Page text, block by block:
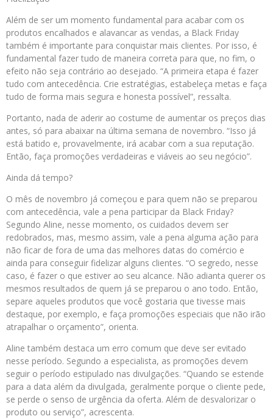
Além de ser um momento fundamental para acabar com os
produtos encalhados e alavancar as vendas, a Black Friday
também é importante para conquistar mais clientes. Por isso, é
fundamental fazer tudo de maneira correta para que, no fim, o
efeito não seja contrário ao desejado. “A primeira etapa é fazer
tudo com antecedência. Crie estratégias, estabeleça metas e faça
tudo de forma mais segura e honesta possível”, ressalta.
Portanto, nada de aderir ao costume de aumentar os preços dias
antes, só para abaixar na última semana de novembro. “Isso já
está batido e, provavelmente, irá acabar com a sua reputação.
Então, faça promoções verdadeiras e viáveis ao seu negócio”.
Ainda dá tempo?
O mês de novembro já começou e para quem não se preparou
com antecedência, vale a pena participar da Black Friday?
Segundo Aline, nesse momento, os cuidados devem ser
redobrados, mas, mesmo assim, vale a pena alguma ação para
não ficar de fora de uma das melhores datas do comércio e
ainda para conseguir fidelizar alguns clientes. “O segredo, nesse
caso, é fazer o que estiver ao seu alcance. Não adianta querer os
mesmos resultados de quem já se preparou o ano todo. Então,
separe aqueles produtos que você gostaria que tivesse mais
destaque, por exemplo, e faça promoções especiais que não irão
atrapalhar o orçamento”, orienta.
Aline também destaca um erro comum que deve ser evitado
nesse período. Segundo a especialista, as promoções devem
seguir o período estipulado nas divulgações. “Quando se estende
para a data além da divulgada, geralmente porque o cliente pede,
se perde o senso de urgência da oferta. Além de desvalorizar o
produto ou serviço”, acrescenta.